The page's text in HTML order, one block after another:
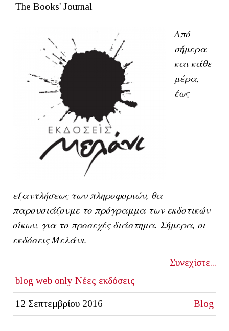
The Books' Journal
Από
σήμερα
και κάθε
μέρα,
έως
εξαντλήσεως των πληροφοριών, θα
παρουσιάζουμε το πρόγραμμα των εκδοτικών
οίκων, για το προσεχές διάστημα. Σήμερα, οι
εκδόσεις Μελάνι.
Συνεχίστε...
blog web only Νέες εκδόσεις
12 Σεπτεμβρίου 2016 Blog